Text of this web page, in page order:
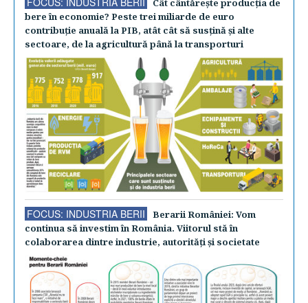
Cât cântăreşte producţia de
bere în economie? Peste trei miliarde de euro
contribuţie anuală la PIB, atât cât să susţină şi alte
sectoare, de la agricultură până la transporturi
FOCUS: INDUSTRIA BERII
Berarii României: Vom
continua să investim în România. Viitorul stă în
colaborarea dintre industrie, autorităţi şi societate